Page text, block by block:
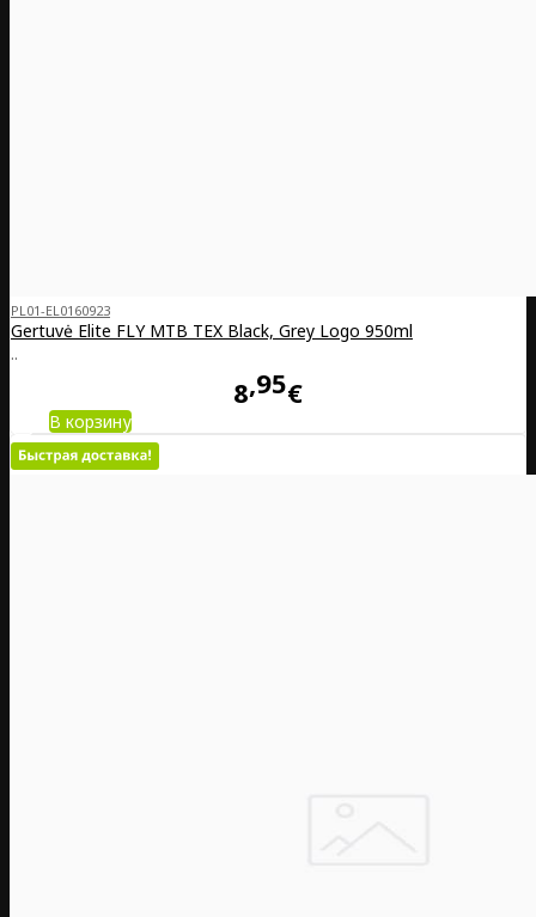
PL01-EL0160923
Gertuvė Elite FLY MTB TEX Black, Grey Logo 950ml
..
8 95€
В корзину